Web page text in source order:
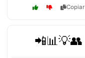
Copiar
📲📊💡👥